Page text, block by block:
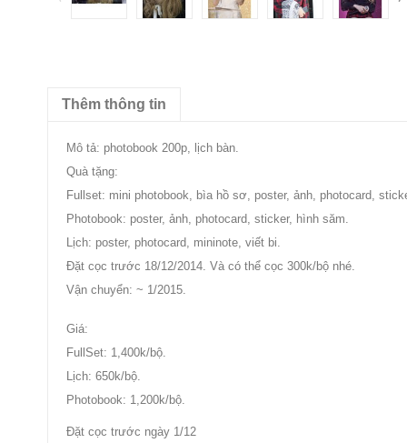
Thêm thông tin
Mô tả: photobook 200p, lịch bàn.
Quà tặng:
Fullset: mini photobook, bìa hồ sơ, poster, ảnh, photocard,
Photobook: poster, ảnh, photocard, sticker, hình săm.
Lịch: poster, photocard, mininote, viết bi.
Đặt cọc trước 18/12/2014. Và có thể cọc 300k/bộ nhé.
Vận chuyển: ~ 1/2015.
Giá:
FullSet: 1,400k/bộ.
Lịch: 650k/bộ.
Photobook: 1,200k/bộ.
Đặt cọc trước ngày 1/12